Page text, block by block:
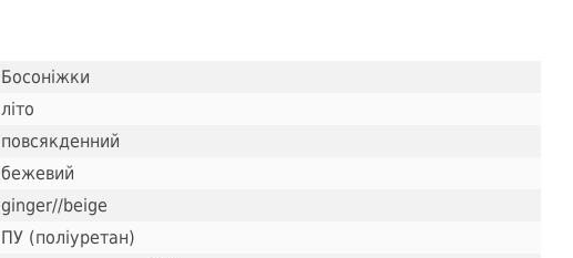
Босоніжки
літо
повсякденний
бежевий
ginger//beige
ПУ (поліуретан)